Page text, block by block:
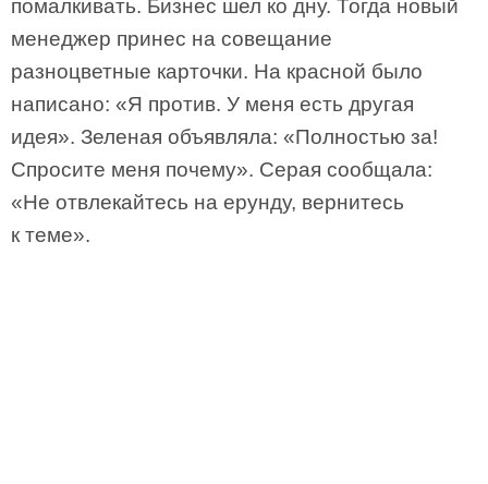
помалкивать. Бизнес шел ко дну. Тогда новый
менеджер принес на совещание
разноцветные карточки. На красной было
написано: «Я против. У меня есть другая
идея». Зеленая объявляла: «Полностью за!
Спросите меня почему». Серая сообщала:
«Не отвлекайтесь на ерунду, вернитесь
к теме».